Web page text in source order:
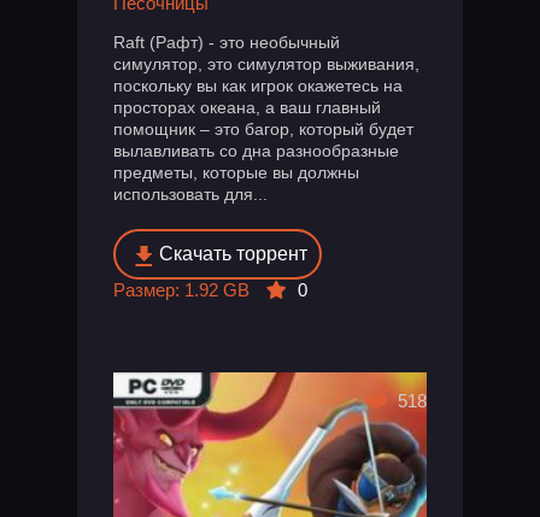
Raft (Рафт) - это необычный
симулятор, это симулятор выживания,
поскольку вы как игрок окажетесь на
просторах океана, а ваш главный
помощник – это багор, который будет
вылавливать со дна разнообразные
предметы, которые вы должны
использовать для...
Скачать торрент
Размер: 1.92 GB
0
518